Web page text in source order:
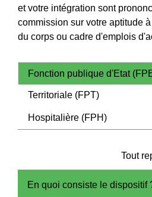
et votre intégration sont
commission sur votre aptitude
du corps ou cadre d'emplois
Fonction publique d'Etat
Territoriale (FPT)
Hospitalière (FPH)
Tout
En quoi consiste le dispositif